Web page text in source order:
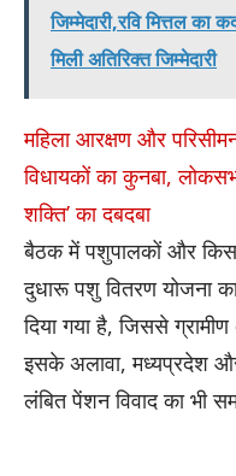
जिम्मेदारी,रवि मित्तल का
मिली अतिरिक्त जिम्मेदारी
महिला आरक्षण और
विधायकों का कुनबा,
शक्ति’ का दबदबा
बैठक में पशुपालकों और
दुधारू पशु वितरण योजना
दिया गया है, जिससे
इसके अलावा, मध्यप्रदेश
लंबित पेंशन विवाद का भी